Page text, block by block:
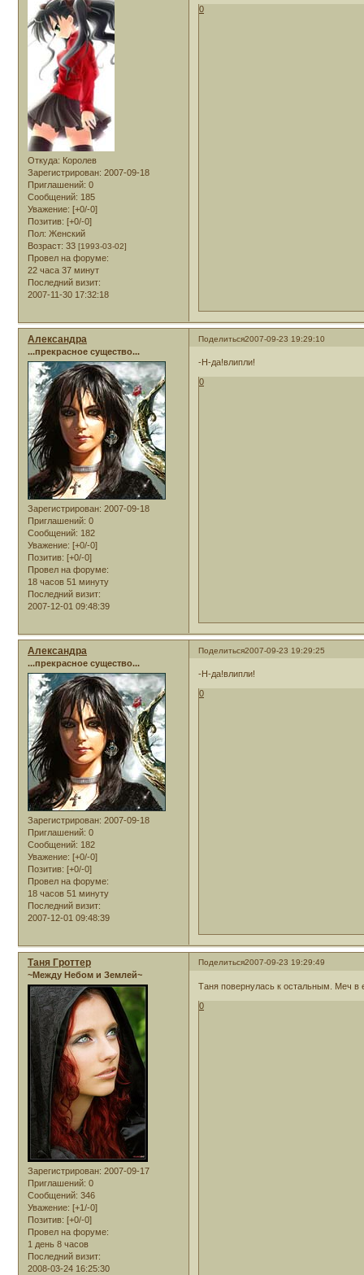
Откуда: Королев
Зарегистрирован: 2007-09-18
Приглашений: 0
Сообщений: 185
Уважение: [+0/-0]
Позитив: [+0/-0]
Пол: Женский
Возраст: 33 [1993-03-02]
Провел на форуме:
22 часа 37 минут
Последний визит:
2007-11-30 17:32:18
0
Поделиться2007-09-23 19:29:10
Александра
...прекрасное существо...
Зарегистрирован: 2007-09-18
Приглашений: 0
Сообщений: 182
Уважение: [+0/-0]
Позитив: [+0/-0]
Провел на форуме:
18 часов 51 минуту
Последний визит:
2007-12-01 09:48:39
-Н-да!влипли!
0
Поделиться2007-09-23 19:29:25
Александра
...прекрасное существо...
Зарегистрирован: 2007-09-18
Приглашений: 0
Сообщений: 182
Уважение: [+0/-0]
Позитив: [+0/-0]
Провел на форуме:
18 часов 51 минуту
Последний визит:
2007-12-01 09:48:39
-Н-да!влипли!
0
Поделиться2007-09-23 19:29:49
Таня Гроттер
~Между Небом и Землей~
Зарегистрирован: 2007-09-17
Приглашений: 0
Сообщений: 346
Уважение: [+1/-0]
Позитив: [+0/-0]
Провел на форуме:
1 день 8 часов
Последний визит:
2008-03-24 16:25:30
Таня повернулась к остальным. Меч
0